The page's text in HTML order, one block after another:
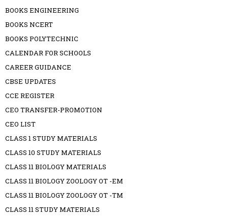
BOOKS ENGINEERING
BOOKS NCERT
BOOKS POLYTECHNIC
CALENDAR FOR SCHOOLS
CAREER GUIDANCE
CBSE UPDATES
CCE REGISTER
CEO TRANSFER-PROMOTION
CEO LIST
CLASS 1 STUDY MATERIALS
CLASS 10 STUDY MATERIALS
CLASS 11 BIOLOGY MATERIALS
CLASS 11 BIOLOGY ZOOLOGY OT -EM
CLASS 11 BIOLOGY ZOOLOGY OT -TM
CLASS 11 STUDY MATERIALS